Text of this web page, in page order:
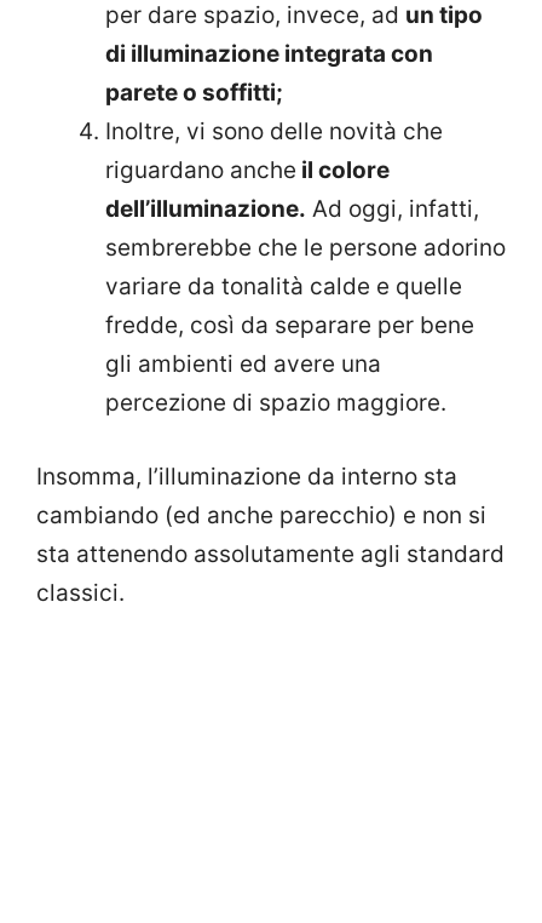
per dare spazio, invece, ad un tipo
di illuminazione integrata con
parete o soffitti;
Inoltre, vi sono delle novità che
riguardano anche il colore
dell’illuminazione. Ad oggi, infatti,
sembrerebbe che le persone adorino
variare da tonalità calde e quelle
fredde, così da separare per bene
gli ambienti ed avere una
percezione di spazio maggiore.
Insomma, l’illuminazione da interno sta
cambiando (ed anche parecchio) e non si
sta attenendo assolutamente agli standard
classici.